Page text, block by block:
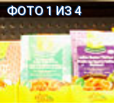
ФОТО 1 ИЗ 4